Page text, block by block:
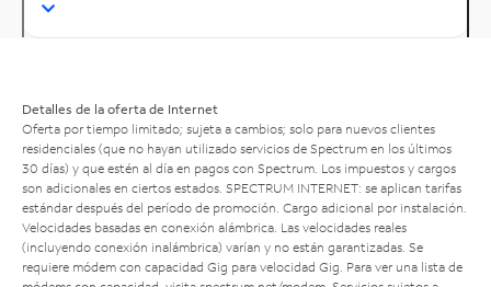
Detalles de la oferta de Internet
Oferta por tiempo limitado; sujeta a cambios; solo para nuevos clientes
residenciales (que no hayan utilizado servicios de Spectrum en los últimos
30 días) y que estén al día en pagos con Spectrum. Los impuestos y cargos
son adicionales en ciertos estados. SPECTRUM INTERNET: se aplican tarifas
estándar después del período de promoción. Cargo adicional por instalación.
Velocidades basadas en conexión alámbrica. Las velocidades reales
(incluyendo conexión inalámbrica) varían y no están garantizadas. Se
requiere módem con capacidad Gig para velocidad Gig. Para ver una lista de